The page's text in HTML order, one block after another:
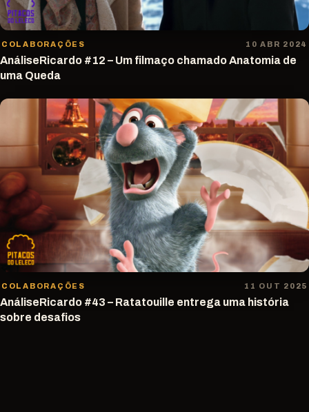
COLABORAÇÕES 10 ABR 2024
AnáliseRicardo #12 – Um filmaço chamado Anatomia de
uma Queda
COLABORAÇÕES 11 OUT 2025
AnáliseRicardo #43 – Ratatouille entrega uma história
sobre desafios